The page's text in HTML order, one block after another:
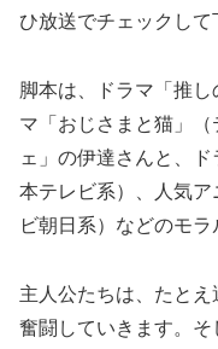
ひ放送でチェックして
脚本は、ドラマ「推
マ「おじさまと猫」
ェ」の伊達さんと、
本テレビ系）、人気
ビ朝日系）などのモ
主人公たちは、たと
奮闘していきます。